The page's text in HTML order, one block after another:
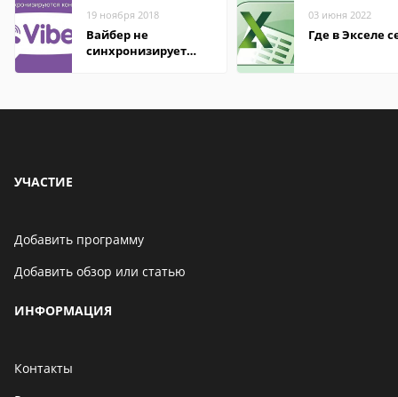
19 ноября 2018
Вайбер не
синхронизирует
03 июня 2022
Где в Экселе
УЧАСТИЕ
Добавить программу
Добавить обзор или статью
ИНФОРМАЦИЯ
Контакты